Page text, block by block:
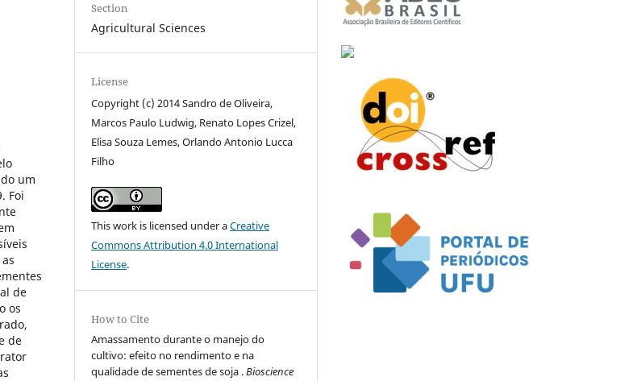
um
Foi
de
os
de
Section
Agricultural Sciences
License
Copyright (c) 2014 Sandro de Oliveira,
Marcos Paulo Ludwig, Renato Lopes Crizel,
Elisa Souza Lemes, Orlando Antonio Lucca
Filho
This work is licensed under aCreative
Commons Attribution 4.0 International
License.
How to Cite
Amassamento durante o manejo do
cultivo: efeito no rendimento e na
qualidade de sementes de soja .Bioscience